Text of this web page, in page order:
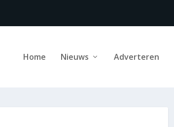
Home Nieuws Adverteren